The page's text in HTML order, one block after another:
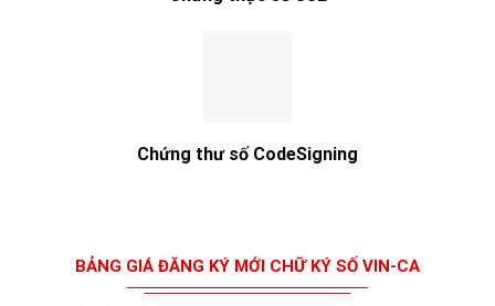
Chứng thư số CodeSigning
BẢNG GIÁ ĐĂNG KÝ MỚI CHỮ KÝ SỐ VIN-CA